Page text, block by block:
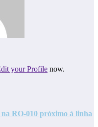
your Profile now.
RO-010 próximo à linha